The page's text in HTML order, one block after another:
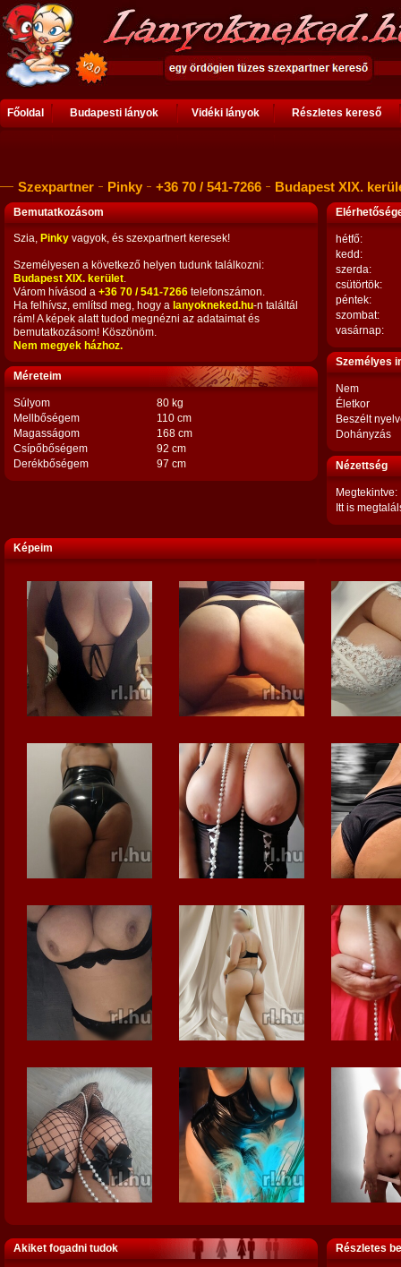
Főoldal Budapesti lányok Vidéki lányok Részletes kereső
Szexpartner Pinky +36 70 / 541-7266 Budapest XIX.
Bemutatkozásom
Szia, Pinky vagyok, és szexpartnert keresek!
Személyesen a következő helyen tudunk találkozni:
Budapest XIX. kerület.
Várom hívásod a +36 70 / 541-7266 telefonszámon.
Ha felhívsz, említsd meg, hogy a lanyokneked.hu-n találtál
rám! A képek alatt tudod megnézni az adataimat és
bemutatkozásom! Köszönöm.
Nem megyek házhoz.
Méreteim
Súlyom
80 kg
Mellbőségem
110 cm
Magasságom
168 cm
Csípőbőségem
92 cm
Derékbőségem
97 cm
hétfő:
kedd:
szerda:
csütörtök:
péntek:
szombat:
vasárnap:
Személyes
Nem
Életkor
Beszélt
Dohányzás
Nézettség
Megtekintve:
Itt is
Képeim
Akiket fogadni tudok Részletes